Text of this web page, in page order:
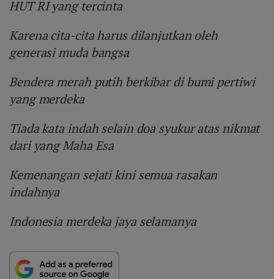
HUT RI yang tercinta
Karena cita-cita harus dilanjutkan oleh
generasi muda bangsa
Bendera merah putih berkibar di bumi pertiwi
yang merdeka
Tiada kata indah selain doa syukur atas nikmat
dari yang Maha Esa
Kemenangan sejati kini semua rasakan
indahnya
Indonesia merdeka jaya selamanya